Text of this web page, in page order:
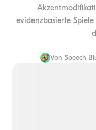
evidenzbasierte
Von Speech